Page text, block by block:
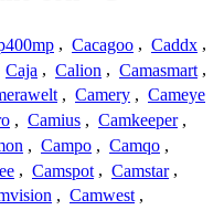
, Cacagoo , Caddx ,
Caja , Calion , Camasmart ,
, Camery , Cameye
, Camius , Camkeeper ,
, Campo , Camqo ,
, Camspot , Camstar ,
, Camwest ,